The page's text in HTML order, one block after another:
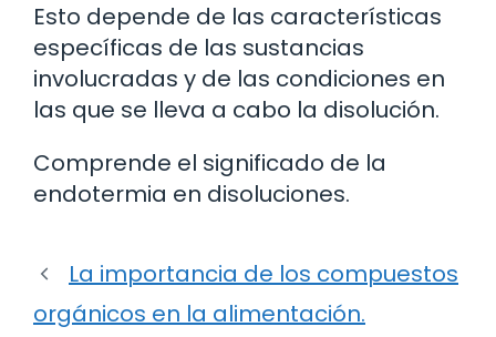
Esto depende de las características
específicas de las sustancias
involucradas y de las condiciones en
las que se lleva a cabo la disolución.
Comprende el significado de la
endotermia en disoluciones.
La importancia de los compuestos
orgánicos en la alimentación.